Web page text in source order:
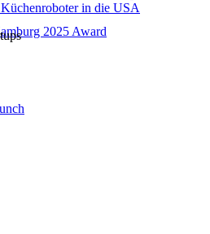
2025 Award
in die USA